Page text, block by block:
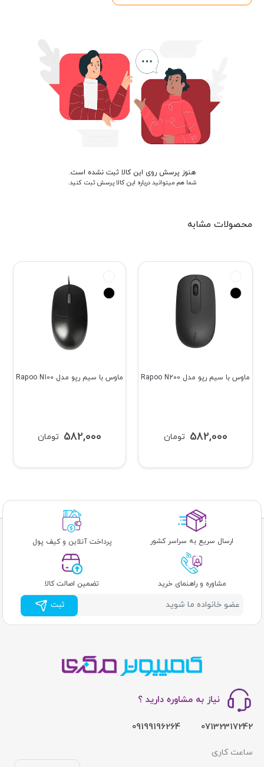
هنوز پرسش روی این کالا ثبت نشده است.
شما هم میتوانید درباره این کالا پرسش ثبت کنید.
محصولات مشابه
ماوس با سیم رپو مدل Rapoo N100
تومان 582,000
ماوس با سیم رپو مدل Rapoo N200
تومان 582,000
ارسال سریع به سراسر کشور پرداخت آنلاین و کیف پول
مشاوره و راهنمای خرید تضمین اصالت کالا
ثبت
نیاز به مشاوره دارید ؟
07132317242
09199196264
ساعت کاری